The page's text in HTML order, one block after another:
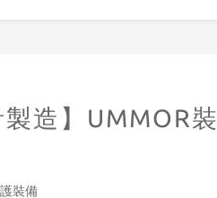
製造】UMMOR裝
裝備